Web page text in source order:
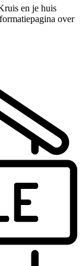
en je huis
over